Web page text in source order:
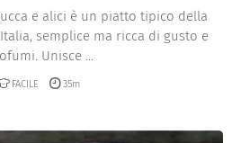
e alici è un piatto tipico della
semplice ma ricca di gusto e
Unisce ...
FACILE 35m